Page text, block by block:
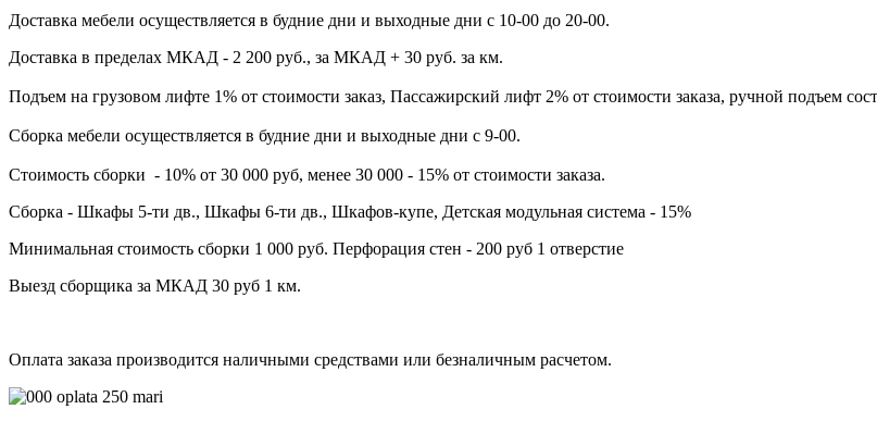
Доставка мебели осуществляется в будние дни и выходные дни с 10-00 до 20-00.
Доставка в пределах МКАД - 2 200 руб., за МКАД + 30 руб. за км.
Подъем на грузовом лифте 1% от стоимости заказ, Пассажирский лифт 2% от стоимости заказа, ручной подъем
Сборка мебели осуществляется в будние дни и выходные дни с 9-00.
Стоимость сборки - 10% от 30 000 руб, менее 30 000 - 15% от стоимости заказа.
Сборка - Шкафы 5-ти дв., Шкафы 6-ти дв., Шкафов-купе, Детская модульная система - 15%
Минимальная стоимость сборки 1 000 руб. Перфорация стен - 200 руб 1 отверстие
Выезд сборщика за МКАД 30 руб 1 км.
Оплата заказа производится наличными средствами или безналичным расчетом.